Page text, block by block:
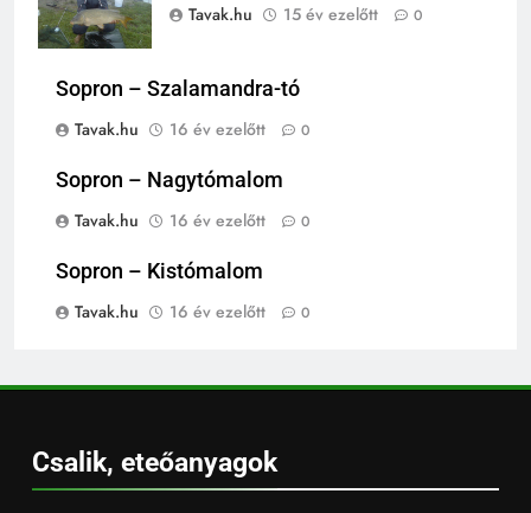
Tavak.hu
15 év ezelőtt 0
Sopron – Szalamandra-tó
Tavak.hu
16 év ezelőtt 0
Sopron – Nagytómalom
Tavak.hu
16 év ezelőtt 0
Sopron – Kistómalom
Tavak.hu
16 év ezelőtt 0
Csalik, eteőanyagok